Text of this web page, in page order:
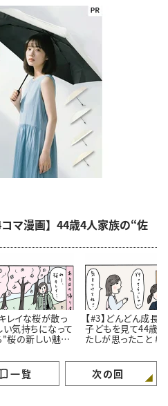
マ漫画】44歳4人家族の“佐
キレイな桜が散っ
い気持ちになって
"桜の新しい魅
漫画
【#3】どんどん成長
子どもを見て44歳
たしが思ったこと #4コ
一覧 次の回